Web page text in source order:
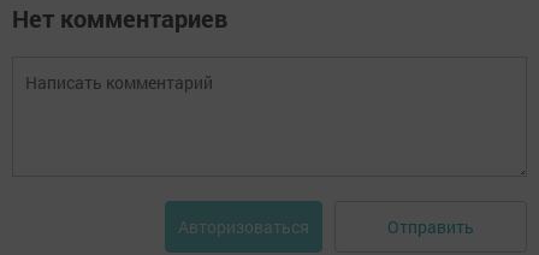
Нет комментариев
Авторизоваться Отправить